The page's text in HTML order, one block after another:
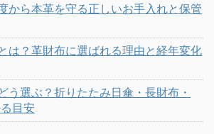
から本革を守る正しいお手入れと保管
は？革財布に選ばれる理由と経年変化
う選ぶ？折りたたみ日傘・長財布・
目安